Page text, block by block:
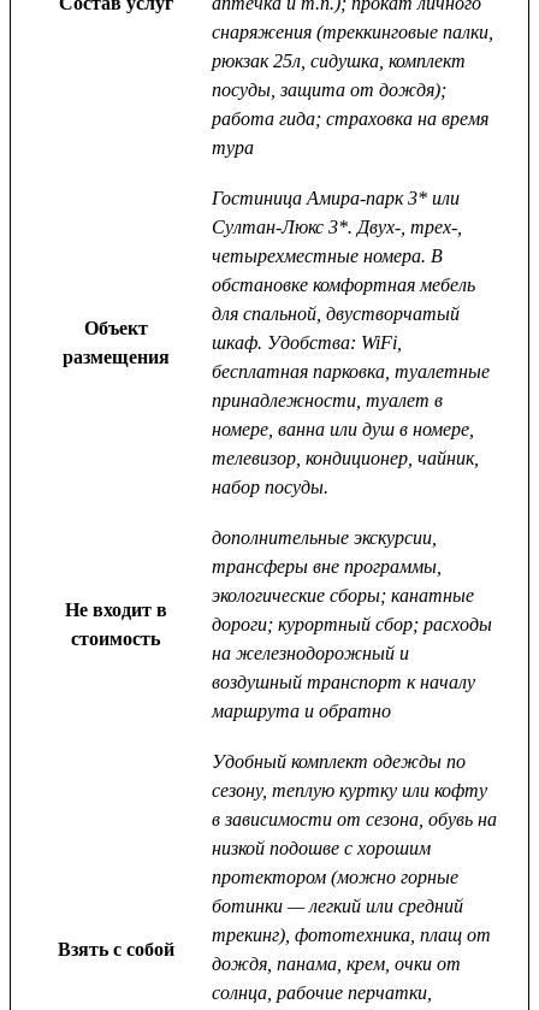
снаряжения (треккинговые палки,
рюкзак 25л, сидушка, комплект
посуды, защита от дождя);
работа гида; страховка на время
тура
Объект
размещения
Гостиница Амира-парк 3* или
Султан-Люкс 3*. Двух-, трех-,
четырехместные номера. В
обстановке комфортная мебель
для спальной, двустворчатый
шкаф. Удобства: WiFi,
бесплатная парковка, туалетные
принадлежности, туалет в
номере, ванна или душ в номере,
телевизор, кондиционер, чайник,
набор посуды.
Не входит в
стоимость
дополнительные экскурсии,
трансферы вне программы,
экологические сборы; канатные
дороги; курортный сбор; расходы
на железнодорожный и
воздушный транспорт к началу
маршрута и обратно
Взять с собой
Удобный комплект одежды по
сезону, теплую куртку или кофту
в зависимости от сезона, обувь на
низкой подошве с хорошим
протектором (можно горные
ботинки — легкий или средний
трекинг), фототехника, плащ от
дождя, панама, крем, очки от
солнца, рабочие перчатки,